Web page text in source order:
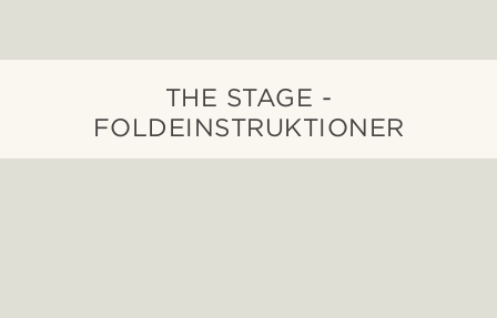
THE STAGE -
FOLDEINSTRUKTIONER